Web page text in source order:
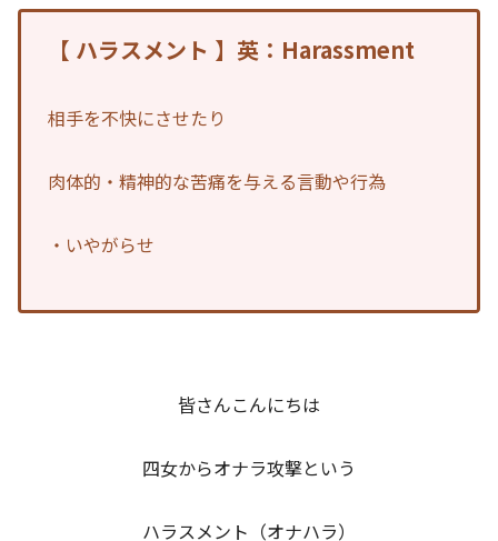
【 ハラスメント 】英：Harassment
相手を不快にさせたり
肉体的・精神的な苦痛を与える言動や行為
・いやがらせ
皆さんこんにちは
四女からオナラ攻撃という
ハラスメント（オナハラ）